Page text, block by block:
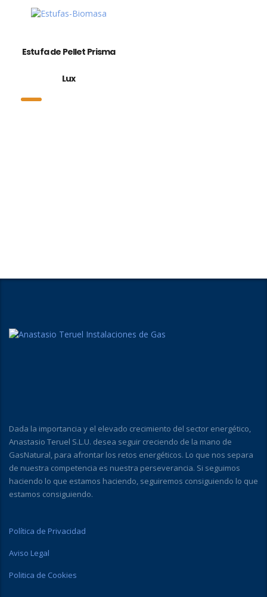
Estufa de Pellet Prisma
Lux
Dada la importancia y el elevado crecimiento del sector energético,
Anastasio Teruel S.L.U. desea seguir creciendo de la mano de
GasNatural, para afrontar los retos energéticos. Lo que nos separa
de nuestra competencia es nuestra perseverancia. Si seguimos
haciendo lo que estamos haciendo, seguiremos consiguiendo lo que
estamos consiguiendo.
Política de Privacidad
Aviso Legal
Politica de Cookies